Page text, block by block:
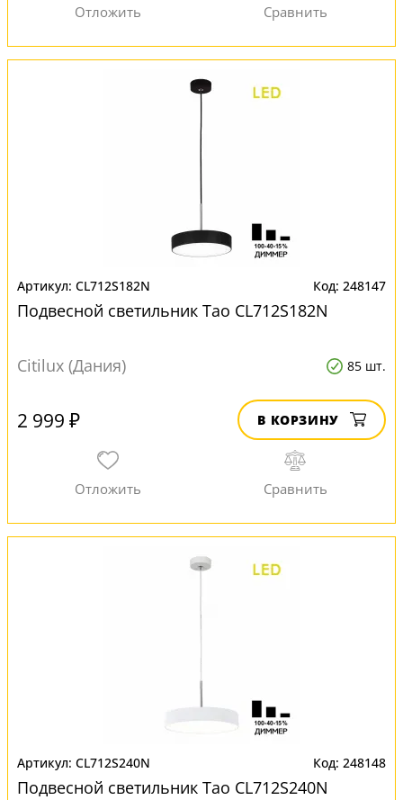
CL712S182N 248147
Подвесной светильник Тао CL712S182N
Citilux (Дания) 85 шт.
2 999 ₽ В КОРЗИНУ
CL712S240N 248148
Подвесной светильник Тао CL712S240N